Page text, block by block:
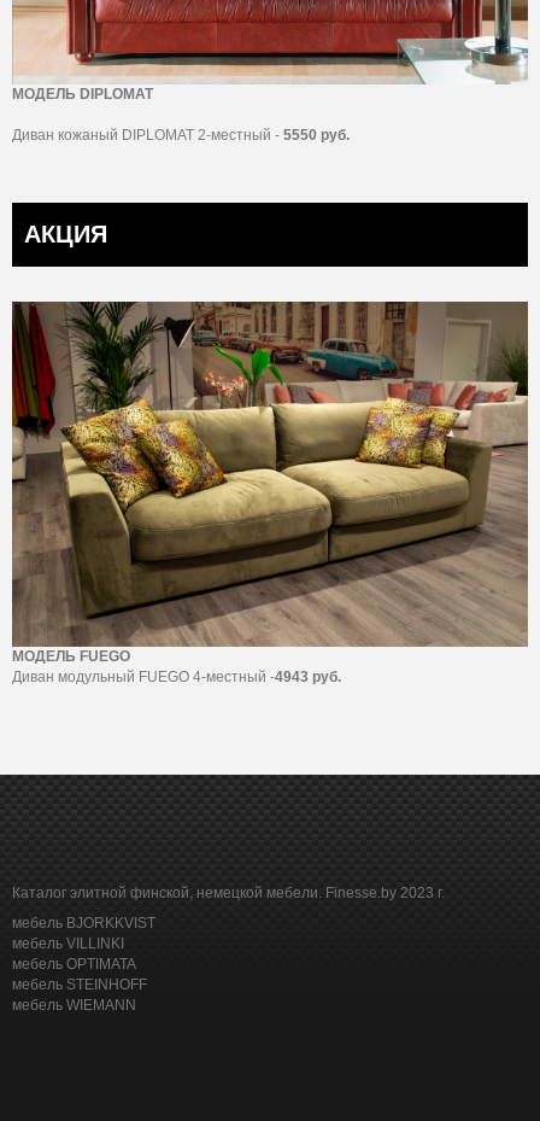
МОДЕЛЬ DIPLOMAT
Диван кожаный DIPLOMAT 2-местный - 5550 руб.
АКЦИЯ
МОДЕЛЬ FUEGO
Диван модульный FUEGO 4-местный -4943 руб.
Каталог элитной финской, немецкой мебели. Finesse.by 2023 г.
мебель BJORKKVIST
мебель VILLINKI
мебель OPTIMATA
мебель STEINHOFF
мебель WIEMANN